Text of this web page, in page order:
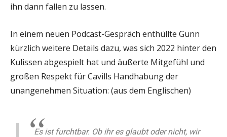
ihn dann fallen zu lassen.
In einem neuen Podcast-Gespräch enthüllte Gunn
kürzlich weitere Details dazu, was sich 2022 hinter den
Kulissen abgespielt hat und äußerte Mitgefühl und
großen Respekt für Cavills Handhabung der
unangenehmen Situation: (aus dem Englischen)
Es ist furchtbar. Ob ihr es glaubt oder nicht, wir